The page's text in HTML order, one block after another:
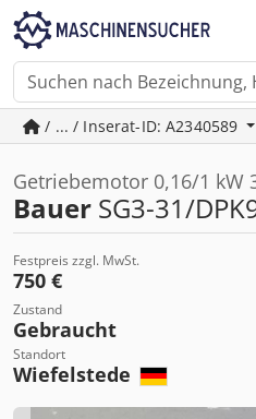
/ ... / Inserat-ID: A2340589
Getriebemotor 0,16/1 kW
Bauer SG3-31/
Festpreis zzgl. MwSt.
750 €
Zustand
Gebraucht
Standort
Wiefelstede